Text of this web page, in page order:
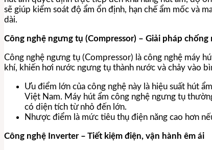
sẽ giúp kiểm soát độ ẩm ổn định, hạn chế ẩm mốc và
dài.
Công nghệ ngưng tụ (Compressor) – Giải pháp
Công nghệ ngưng tụ (Compressor) là công nghệ máy
khí, khiến hơi nước ngưng tụ thành nước và chảy vào
Ưu điểm lớn của công nghệ này là hiệu suất hút
Việt Nam. Máy hút ẩm công nghệ ngưng tụ
có diện tích từ nhỏ đến lớn.
Nhược điểm là mức tiêu thụ điện năng cao hơn
Công nghệ Inverter – Tiết kiệm điện, vận hành êm ái